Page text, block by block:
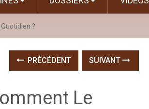
?
PRÉCÉDENT SUIVANT
Le